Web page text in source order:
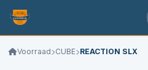
Voorraad CUBE REACTION SLX